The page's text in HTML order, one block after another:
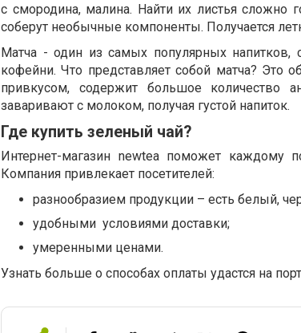
с смородина, малина. Найти их листья сложно
соберут необычные компоненты. Получается
Матча - один из самых популярных
кофейни. Что представляет собой матча? Это
привкусом, содержит большое количество
заваривают с молоком, получая густой напиток.
Где купить зеленый чай?
Интернет-магазин newtea поможет каждому
Компания привлекает посетителей:
разнообразием продукции – есть белый,
удобными условиями доставки;
умеренными ценами.
Узнать больше о способах оплаты удастся на